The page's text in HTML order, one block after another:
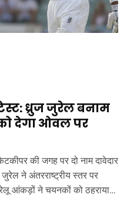
ध्रुज जुरेल बनाम
देगा ओवल पर
की जगह पर दो नाम दावेदार
ने अंतरराष्ट्रीय स्तर पर
आंकड़ों ने चयनकों को ठहराया